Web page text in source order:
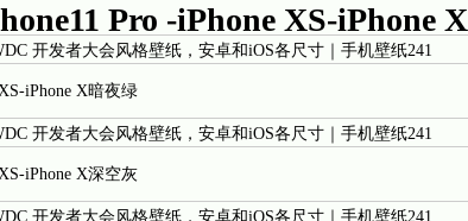
Pro -iPhone XS-iPhone X
iPhone X暗夜绿
iPhone X深空灰